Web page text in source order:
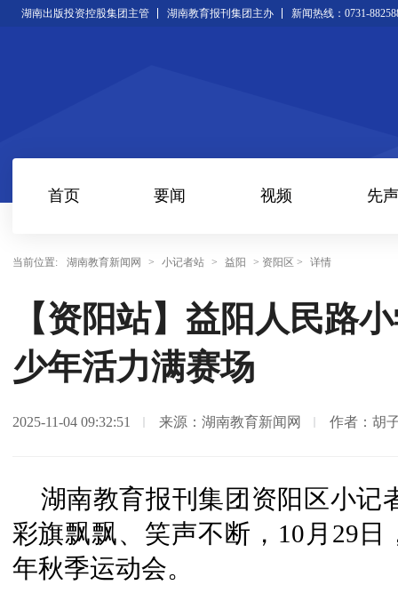
湖南出版投资控股集团主管 湖南教育报刊集团主办 新闻热线：0731-
首页 要闻 视频 先声
当前位置: 湖南教育新闻网 > 小记者站 > 益阳 > 资阳区 > 详情
【资阳站】益阳人民路
少年活力满赛场
2025-11-04 09:32:51 来源：湖南教育新闻网 作者：胡
湖南教育报刊集团资阳区小记
彩旗飘飘、笑声不断，10月29
年秋季运动会。